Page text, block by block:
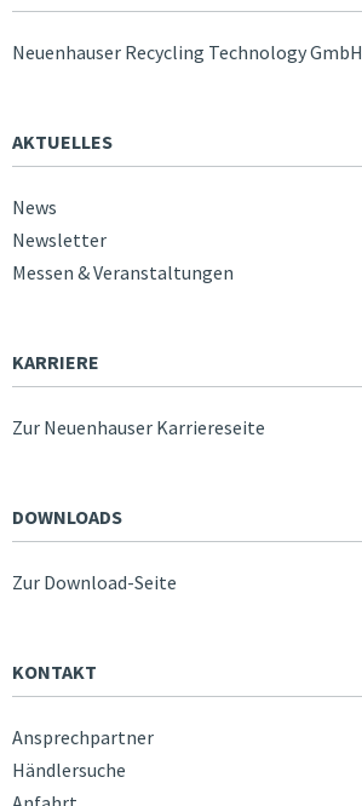
Neuenhauser Recycling Technology GmbH
AKTUELLES
News
Newsletter
Messen & Veranstaltungen
KARRIERE
Zur Neuenhauser Karriereseite
DOWNLOADS
Zur Download-Seite
KONTAKT
Ansprechpartner
Händlersuche